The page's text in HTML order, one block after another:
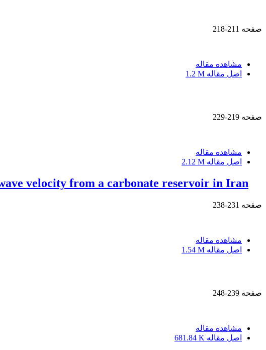
صفحه 211-218
مشاهده مقاله
اصل مقاله 1.2 M
صفحه 219-229
مشاهده مقاله
اصل مقاله 2.12 M
velocity from a carbonate reservoir in Iran
صفحه 231-238
مشاهده مقاله
اصل مقاله 1.54 M
صفحه 239-248
مشاهده مقاله
اصل مقاله 681.84 K